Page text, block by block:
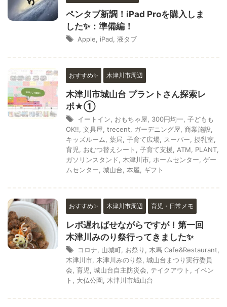
ペンタブ新調！iPad Proを購入しま
した✨：準備編！
Apple, iPad, 液タブ
おすすめ✨ 木津川市周辺
木津川市城山台 プラントさん探索レ
ポ★①
イートイン, おもちゃ屋, 300円均一, 子どもも
OK!!, 文具屋, trecent, ガーデニング屋, 商業施設,
キッズルーム, 薬局, 子育て広場, スーパー, 授乳室,
育児, おむつ替えシート , 子育て支援, ATM, PLANT,
ガソリンスタンド, 木津川市, ホームセンター, ゲー
ムセンター, 城山台, 本屋, ギフト
おすすめ✨ 木津川市周辺 育児・日常メモ
レポ遅ればせながらですが！第一回
木津川みのり祭行ってきました✨
コロナ, 山城町, お祭り , 木馬 Cafe&Restaurant,
木津川市, 木津川みのり祭, 城山台まつり実行委員
会, 育児, 城山台自主防災会, テイクアウト , イベン
ト , 大仏公園, 木津川市城山台